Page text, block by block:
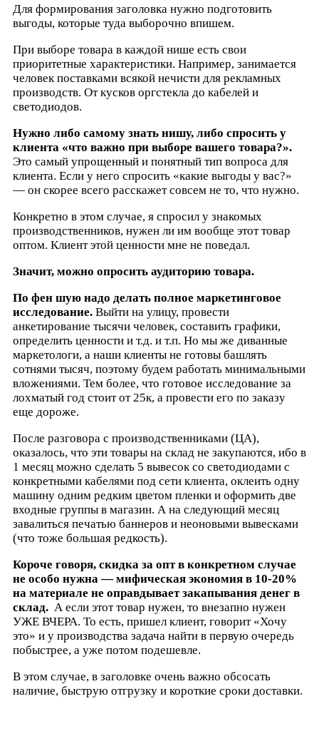
Для формирования заголовка нужно подготовить
выгоды, которые туда выборочно впишем.
При выборе товара в каждой нише есть свои
приоритетные характеристики. Например, занимается
человек поставками всякой нечисти для рекламных
производств. От кусков оргстекла до кабелей и
светодиодов.
Нужно либо самому знать нишу, либо спросить у
клиента «что важно при выборе вашего товара?».
Это самый упрощенный и понятный тип вопроса для
клиента. Если у него спросить «какие выгоды у вас?»
— он скорее всего расскажет совсем не то, что нужно.
Конкретно в этом случае, я спросил у знакомых
производственников, нужен ли им вообще этот товар
оптом. Клиент этой ценности мне не поведал.
Значит, можно опросить аудиторию товара.
По фен шую надо делать полное маркетинговое
исследование. Выйти на улицу, провести
анкетирование тысячи человек, составить графики,
определить ценности и т.д. и т.п. Но мы же диванные
маркетологи, а наши клиенты не готовы башлять
сотнями тысяч, поэтому будем работать минимальными
вложениями. Тем более, что готовое исследование за
лохматый год стоит от 25к, а провести его по заказу
еще дороже.
После разговора с производственниками (ЦА),
оказалось, что эти товары на склад не закупаются, ибо в
1 месяц можно сделать 5 вывесок со светодиодами с
конкретными кабелями под сети клиента, оклеить одну
машину одним редким цветом пленки и оформить две
входные группы в магазин. А на следующий месяц
завалиться печатью баннеров и неоновыми вывесками
(что тоже большая редкость).
Короче говоря, скидка за опт в конкретном случае
не особо нужна — мифическая экономия в 10-20%
на материале не оправдывает закапывания денег в
склад. А если этот товар нужен, то внезапно нужен
УЖЕ ВЧЕРА. То есть, пришел клиент, говорит «Хочу
это» и у производства задача найти в первую очередь
побыстрее, а уже потом подешевле.
В этом случае, в заголовке очень важно обсосать
наличие, быструю отгрузку и короткие сроки доставки.